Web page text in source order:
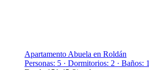
Apartamento Abuela en Roldán
Personas: 5 · Dormitorios: 2 · Baños: 1